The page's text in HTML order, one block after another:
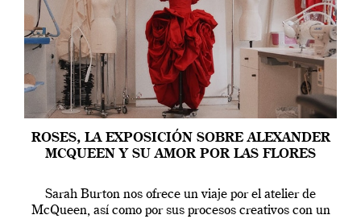
ROSES, LA EXPOSICIÓN SOBRE ALEXANDER
MCQUEEN Y SU AMOR POR LAS FLORES
Sarah Burton nos ofrece un viaje por el atelier de
McQueen, así como por sus procesos creativos con un